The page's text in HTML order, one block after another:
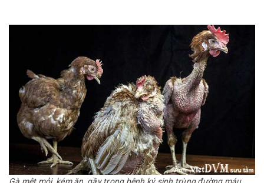
Gà mệt mỏi, kém ăn, gầy trong bệnh ký sinh trùng đường máu